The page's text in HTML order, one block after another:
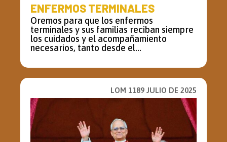
ENFERMOS TERMINALES
Oremos para que los enfermos
terminales y sus familias reciban siempre
los cuidados y el acompañamiento
necesarios, tanto desde el...
LOM 1189 JULIO DE 2025